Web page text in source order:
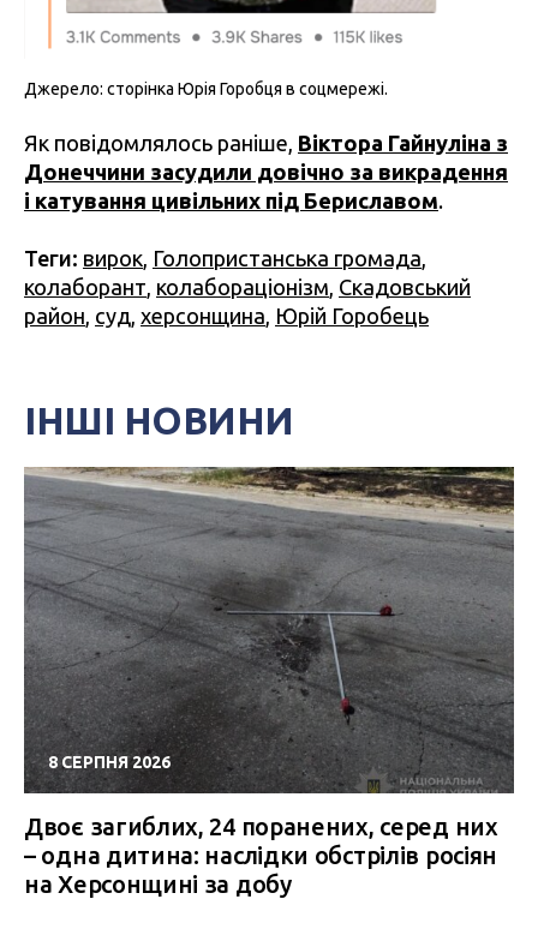
Джерело: сторінка Юрія Горобця в соцмережі.
Як повідомлялось раніше, Віктора Гайнуліна з
Донеччини засудили довічно за викрадення
і катування цивільних під Бериславом.
Теги: вирок Голопристанська громада
колаборант колабораціонізм Скадовський
район суд херсонщина Юрій Горобець
ІНШІ НОВИНИ
8 СЕРПНЯ 2026
Двоє загиблих, 24 поранених, серед них
– одна дитина: наслідки обстрілів росіян
на Херсонщині за добу